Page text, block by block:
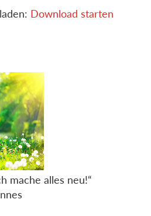
Download starten
mache alles neu!“